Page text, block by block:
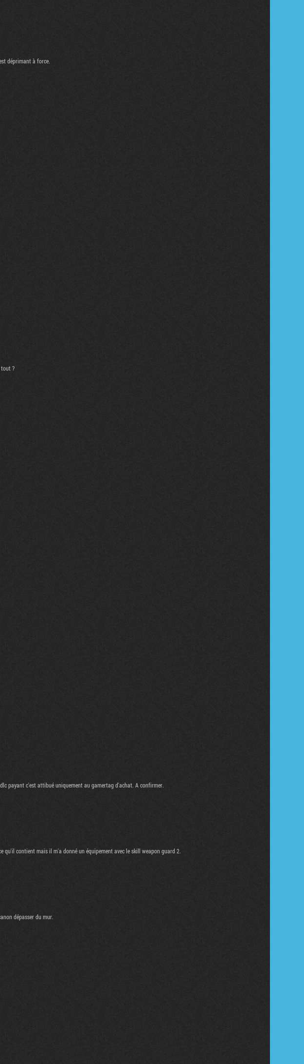
déprimant à force.
tout ?
payant c'est attibué uniquement au gamertag d'achat. A confirmer.
qu'il contient mais il m'a donné un équipement avec le skill weapon guard 2.
dépasser du mur.